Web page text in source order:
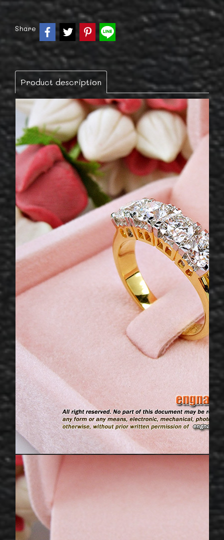
Share
Product description